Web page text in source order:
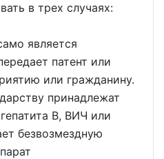
в трех случаях:
является
патент или
или гражданину.
принадлежат
B, ВИЧ или
безвозмездную